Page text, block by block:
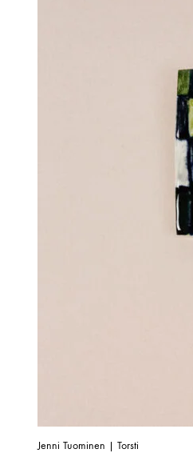
Jenni Tuominen | Torsti